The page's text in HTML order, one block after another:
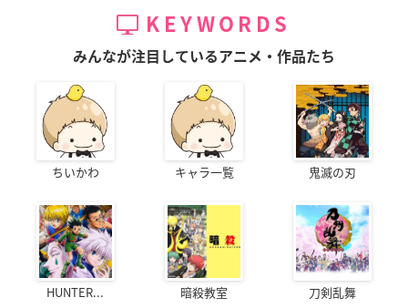
KEYWORDS
みんなが注目しているアニメ・作品たち
ちいかわ キャラ一覧 鬼滅の刃
HUNTER... 暗殺教室 刀剣乱舞